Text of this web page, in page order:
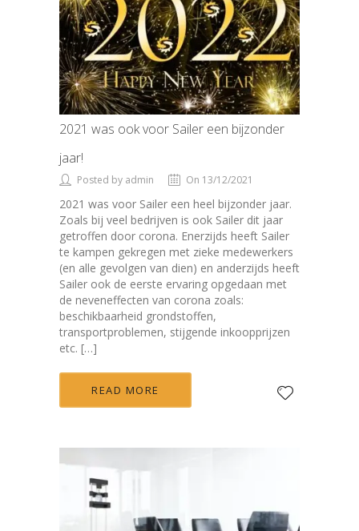
2021 was ook voor Sailer een bijzonder
jaar!
Posted by admin On 13/12/2021
2021 was voor Sailer een heel bijzonder jaar.
Zoals bij veel bedrijven is ook Sailer dit jaar
getroffen door corona. Enerzijds heeft Sailer
te kampen gekregen met zieke medewerkers
(en alle gevolgen van dien) en anderzijds heeft
Sailer ook de eerste ervaring opgedaan met
de neveneffecten van corona zoals:
beschikbaarheid grondstoffen,
transportproblemen, stijgende inkoopprijzen
etc. […]
READ MORE